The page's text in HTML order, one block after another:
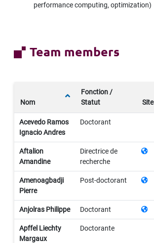
performance computing, optimization)
Team members
Nom
Fonction /
Statut
Site
Acevedo Ramos
Ignacio Andres
Doctorant
Aftalion
Amandine
Directrice de
recherche
Amenoagbadji
Pierre
Post-doctorant
Anjolras Philippe Doctorant
Apffel Liechty
Margaux
Doctorante